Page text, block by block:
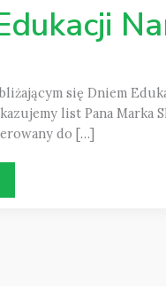
się Dniem
list Pana Marka
do […]